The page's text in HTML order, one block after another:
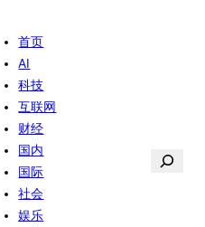
首页
AI
科技
互联网
财经
国内
国际
社会
娱乐
搜